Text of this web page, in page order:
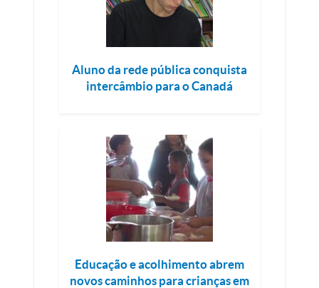
Aluno da rede pública conquista
intercâmbio para o Canadá
Educação e acolhimento abrem
novos caminhos para crianças em